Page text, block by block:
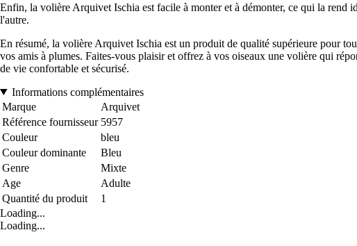
Enfin, la volière Arquivet Ischia est facile à monter et à démonter, ce qui la rend
l'autre.
En résumé, la volière Arquivet Ischia est un produit de qualité supérieure pour
vos amis à plumes. Faites-vous plaisir et offrez à vos oiseaux une volière qui
de vie confortable et sécurisé.
Informations complémentaires
Marque
Arquivet
Référence fournisseur 5957
Couleur
bleu
Couleur dominante
Bleu
Genre
Mixte
Age
Adulte
Quantité du produit
1
Loading...
Loading...